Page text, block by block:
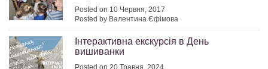
Posted on 10 Червня, 2017
Posted by Валентина Єфімова
Інтерактивна екскурсія в День
вишиванки
Posted on 20 Травня, 2024